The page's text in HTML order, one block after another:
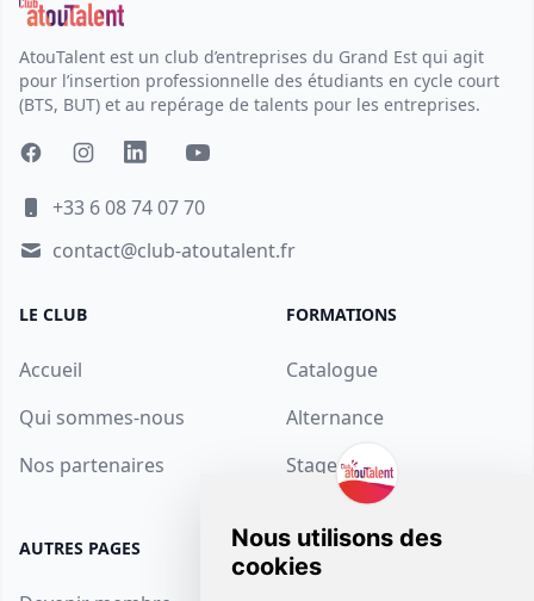
AtouTalent est un club d’entreprises du Grand Est qui agit
pour l’insertion professionnelle des étudiants en cycle court
(BTS, BUT) et au repérage de talents pour les entreprises.
+33 6 08 74 07 70
contact@club-atoutalent.fr
LE CLUB
Accueil
Qui sommes-nous
Nos partenaires
FORMATIONS
Catalogue
Alternance
Stage
AUTRES PAGES SUPPORT